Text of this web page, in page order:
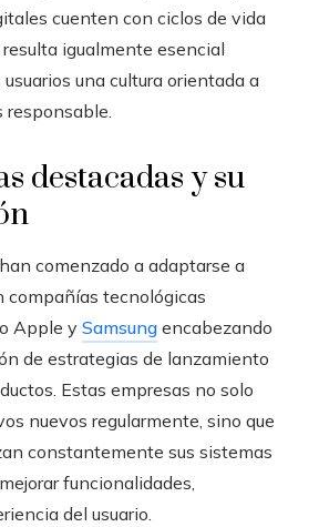
cuenten con ciclos de vida
igualmente esencial
una cultura orientada a
responsable.
destacadas y su
comenzado a adaptarse a
compañías tecnológicas
Apple y Samsung encabezando
de estrategias de lanzamiento
Estas empresas no solo
nuevos regularmente, sino que
constantemente sus sistemas
funcionalidades,
del usuario.